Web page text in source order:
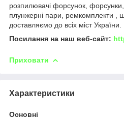
розпилювачі форсунок,
плунжерні пари, ремкомплекти ,
доставляємо до всіх міст України.
Посилання на наш веб-сайт:
Приховати
Характеристики
Основні